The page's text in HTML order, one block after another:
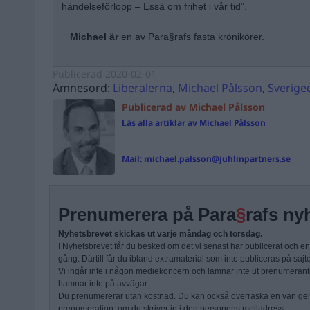
händelseförlopp – Essä om frihet i vår tid”.
Michael är en av Para§rafs fasta krönikörer.
Ämnesord: Liberalerna, Michael Pålsson,
Publicerad av Michael Pålsson
Läs alla artiklar av Michael Pålsson
Mail: michael.palsson@juhlinpartners.se
Prenumerera på Para§rafs
Nyhetsbrevet skickas ut varje måndag och torsdag.
I Nyhetsbrevet får du besked om det vi senast har publicerat och
gång. Därtill får du ibland extramaterial som inte publiceras på
Vi ingår inte i någon mediekoncern och lämnar inte ut
hamnar inte på avvägar.
Du prenumererar utan kostnad. Du kan också överraska en vän